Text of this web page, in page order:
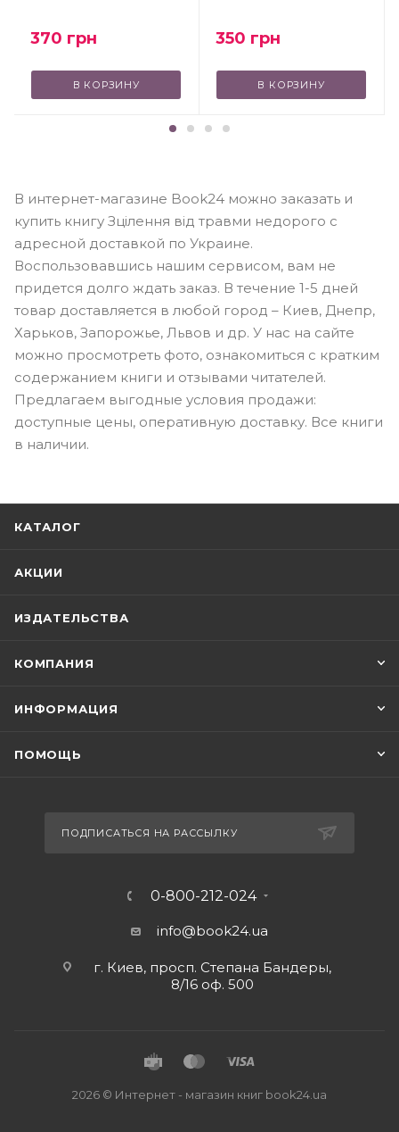
370 грн
В КОРЗИНУ
350 грн
В КОРЗИНУ
В интернет-магазине Book24 можно заказать и
купить книгу Зцілення від травми недорого с
адресной доставкой по Украине.
Воспользовавшись нашим сервисом, вам не
придется долго ждать заказ. В течение 1-5 дней
товар доставляется в любой город – Киев, Днепр,
Харьков, Запорожье, Львов и др. У нас на сайте
можно просмотреть фото, ознакомиться с кратким
содержанием книги и отзывами читателей.
Предлагаем выгодные условия продажи:
доступные цены, оперативную доставку. Все книги
в наличии.
КАТАЛОГ
АКЦИИ
ИЗДАТЕЛЬСТВА
КОМПАНИЯ
ИНФОРМАЦИЯ
ПОМОЩЬ
ПОДПИСАТЬСЯ НА РАССЫЛКУ
0-800-212-024
info@book24.ua
г. Киев, просп. Степана Бандеры,
8/16 оф. 500
2026 © Интернет - магазин книг book24.ua